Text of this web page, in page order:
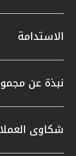
الاستدامة
نبذة عن
شكاوى